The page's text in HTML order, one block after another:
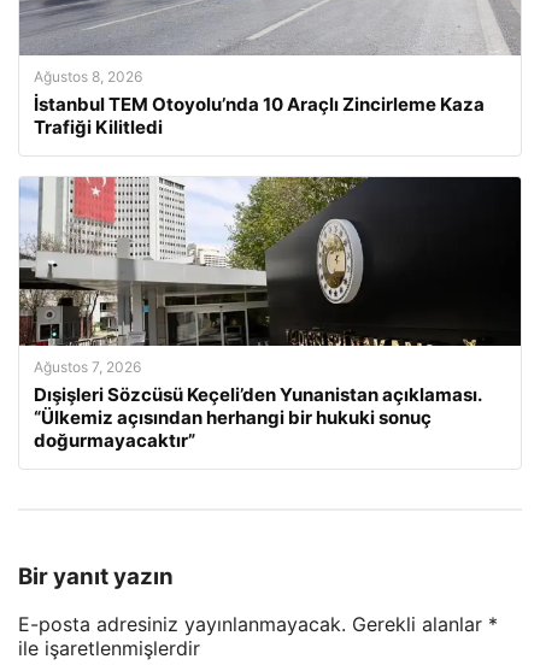
Ağustos 8, 2026
İstanbul TEM Otoyolu’nda 10 Araçlı Zincirleme Kaza
Trafiği Kilitledi
Ağustos 7, 2026
Dışişleri Sözcüsü Keçeli’den Yunanistan açıklaması.
“Ülkemiz açısından herhangi bir hukuki sonuç
doğurmayacaktır”
Bir yanıt yazın
E-posta adresiniz yayınlanmayacak. Gerekli alanlar *
ile işaretlenmişlerdir